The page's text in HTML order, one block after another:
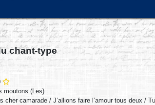
chant-type
moutons (Les)
cher camarade / J’allions faire l’amour tous deux